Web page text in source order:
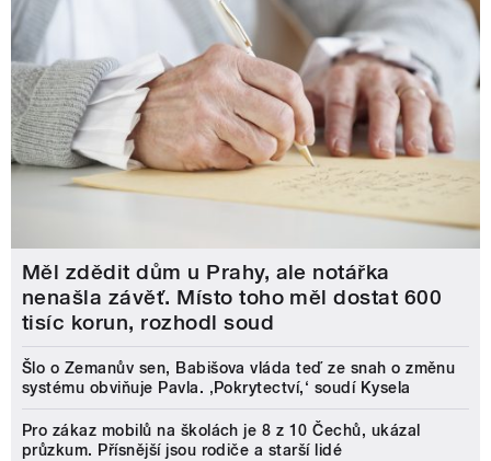
Měl zdědit dům u Prahy, ale notářka
nenašla závěť. Místo toho měl dostat 600
tisíc korun, rozhodl soud
Šlo o Zemanův sen, Babišova vláda teď ze snah o změnu
systému obviňuje Pavla. ‚Pokrytectví,‘ soudí Kysela
Pro zákaz mobilů na školách je 8 z 10 Čechů, ukázal
průzkum. Přísnější jsou rodiče a starší lidé